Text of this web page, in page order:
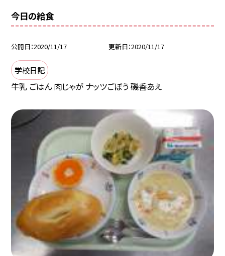
今日の給食
公開日 2020/11/17 更新日 2020/11/17
学校日記
牛乳 ごはん 肉じゃが ナッツごぼう 磯香あえ